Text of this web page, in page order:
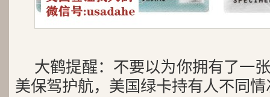
大鹤提醒：不要以为你拥有了一
美保驾护航，美国绿卡持有人不同